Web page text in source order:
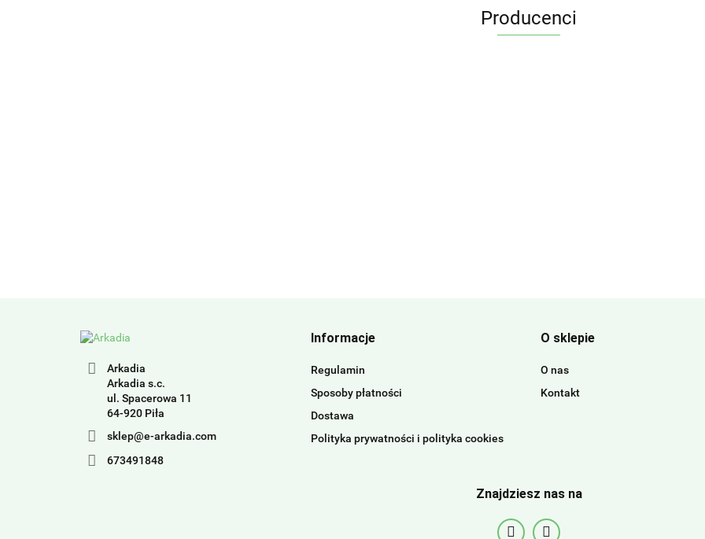
Producenci
Arkadia
Arkadia s.c.
ul. Spacerowa 11
64-920 Piła
sklep@e-arkadia.com
673491848
Informacje
Regulamin
Sposoby płatności
Dostawa
Polityka prywatności i polityka cookies
O sklepie
O nas
Kontakt
Znajdziesz nas na